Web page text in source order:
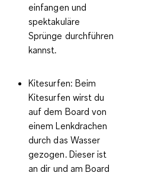
einfangen und
spektakuläre
Sprünge durchführen
kannst.
Kitesurfen: Beim
Kitesurfen wirst du
auf dem Board von
einem Lenkdrachen
durch das Wasser
gezogen. Dieser ist
an dir und am Board